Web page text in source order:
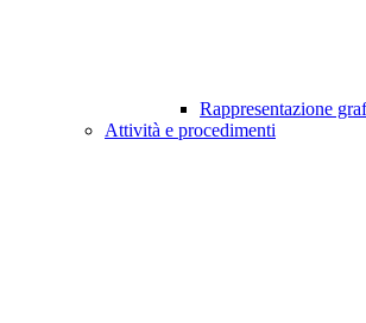
Rappresentazione
Attività e procedimenti